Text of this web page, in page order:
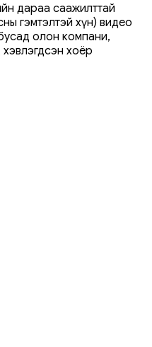
дараа саажилттай
гэмтэлтэй хүн) видео
олон компани,
хоёр